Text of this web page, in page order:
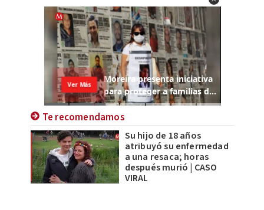
Te recomendamos
Su hijo de 18 años
atribuyó su enfermedad
a una resaca; horas
después murió | CASO
VIRAL